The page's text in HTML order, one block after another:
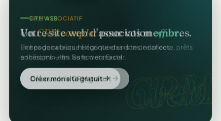
CRM ASSOCIATIF
UnCRM completpour vos membres.
Fiches donateurs, historique des dons, relances,
adhésions — fini les fichiers Excel.
Découvrir le CRM gratuit web.
SITE WEB
Votre site web d'associationoffert.
Une page publique élégante et un site de collecte, prêts
en cinq minutes. Sans webmaster.
Créer mon site gratuit